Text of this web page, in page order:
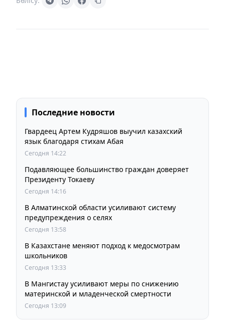
Последние новости
Гвардеец Артем Кудряшов выучил казахский
язык благодаря стихам Абая
Сегодня 14:22
Подавляющее большинство граждан доверяет
Президенту Токаеву
Сегодня 14:16
В Алматинской области усиливают систему
предупреждения о селях
Сегодня 13:58
В Казахстане меняют подход к медосмотрам
школьников
Сегодня 13:33
В Мангистау усиливают меры по снижению
материнской и младенческой смертности
Сегодня 13:09